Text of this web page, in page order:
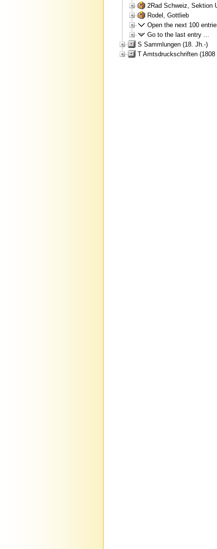
2Rad Schweiz, Sektion
Rodel, Gottlieb
Open the next 100
Go to the last entry ...
S Sammlungen (18. Jh.-)
T Amtsdruckschriften (1808